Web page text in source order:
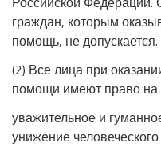
граждан, которым
помощь, не допускается.
(2) Все лица при
помощи имеют право на:
уважительное и
унижение